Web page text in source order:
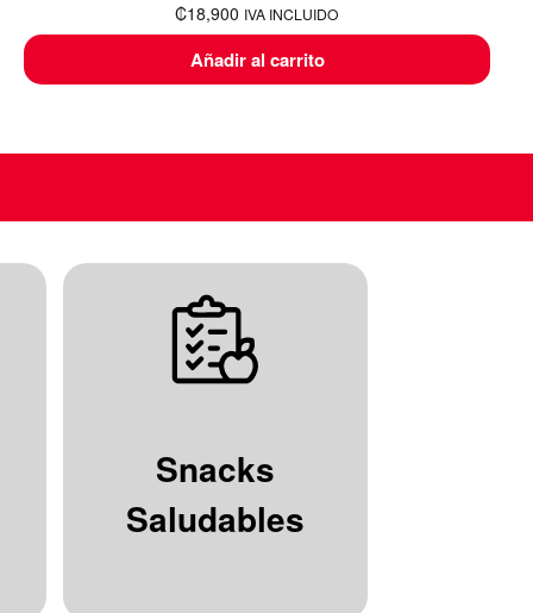
₡18,900 IVA INCLUIDO
Añadir al carrito
Snacks
Saludables